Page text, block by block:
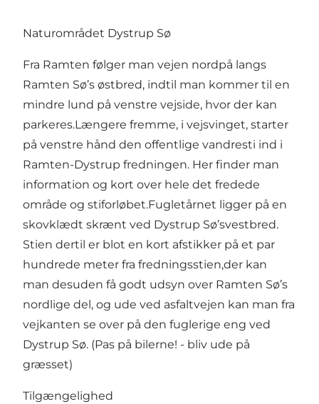
Naturområdet Dystrup Sø
Fra Ramten følger man vejen nordpå langs
Ramten Sø’s østbred, indtil man kommer til en
mindre lund på venstre vejside, hvor der kan
parkeres.Længere fremme, i vejsvinget, starter
på venstre hånd den offentlige vandresti ind i
Ramten-Dystrup fredningen. Her finder man
information og kort over hele det fredede
område og stiforløbet.Fugletårnet ligger på en
skovklædt skrænt ved Dystrup Sø’svestbred.
Stien dertil er blot en kort afstikker på et par
hundrede meter fra fredningsstien,der kan
man desuden få godt udsyn over Ramten Sø’s
nordlige del, og ude ved asfaltvejen kan man fra
vejkanten se over på den fuglerige eng ved
Dystrup Sø. (Pas på bilerne! - bliv ude på
græsset)
Tilgængelighed